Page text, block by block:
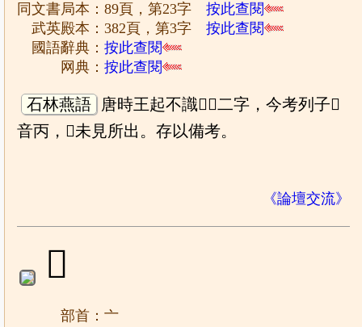
同文書局本：89頁，第23字按此查閱
武英殿本：382頁，第3字按此查閱
國語辭典：按此查閱
网典：按此查閱
石林燕語
唐時王起不識𠆋𠱛二字，今考列子𠱛
音丙，𠆋未見所出。存以備考。
《論壇交流》
𠆐
部首：亠